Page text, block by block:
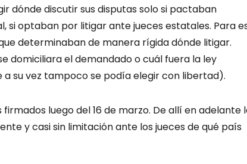
dónde discutir sus disputas solo si pactaban
si optaban por litigar ante jueces estatales. Para
determinaban de manera rígida dónde litigar.
domiciliara el demandado o cuál fuera la ley
su vez tampoco se podía elegir con libertad).
luego del 16 de marzo. De allí en adelante
y casi sin limitación ante los jueces de qué país